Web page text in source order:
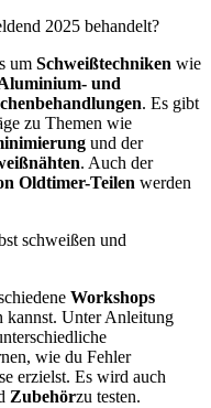
2025 behandelt?
um Schweißtechniken wie
und
. Es gibt
zu Themen wie
und der
. Auch der
Oldtimer-Teilen werden
schweißen und
Workshops
kannst. Unter Anleitung
wie du Fehler
erzielst. Es wird auch
Zubehörzu testen.